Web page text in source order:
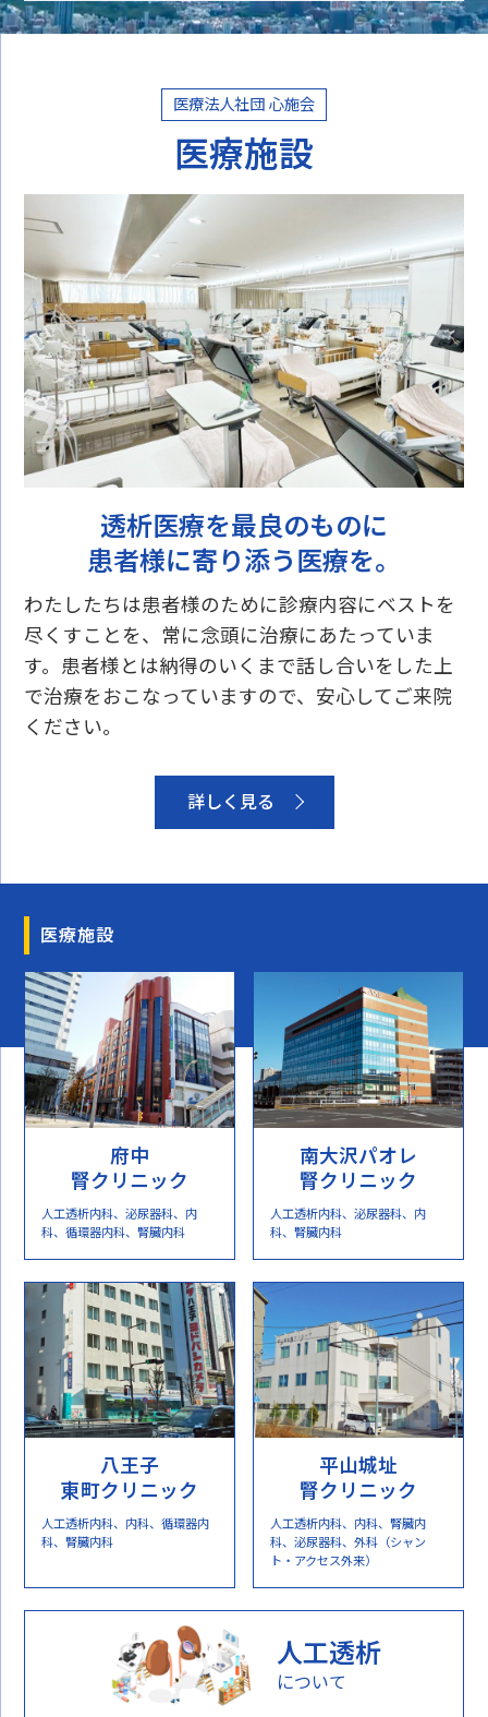
医療法人社団 心施会
医療施設
透析医療を最良のものに
患者様に寄り添う医療を。
わたしたちは患者様のために診療内容にベストを
尽くすことを、常に念頭に治療にあたっていま
す。患者様とは納得のいくまで話し合いをした上
で治療をおこなっていますので、安心してご来院
ください。
詳しく見る
医療施設
府中
腎クリニック
人工透析内科、泌尿器科、内
科、循環器内科、腎臓内科
南大沢パオレ
腎クリニック
人工透析内科、泌尿器科、内
科、腎臓内科
八王子
東町クリニック
人工透析内科、内科、循環器内
科、腎臓内科
平山城址
腎クリニック
人工透析内科、内科、腎臓内
科、泌尿器科、外科（シャン
ト・アクセス外来）
人工透析
について